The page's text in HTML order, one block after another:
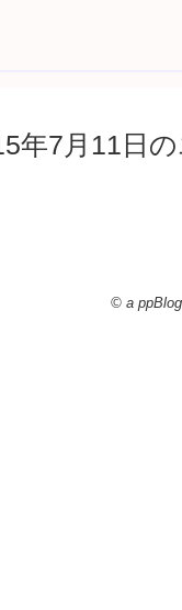
年7月11日
© a